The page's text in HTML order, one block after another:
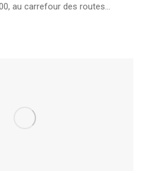
au carrefour des routes…